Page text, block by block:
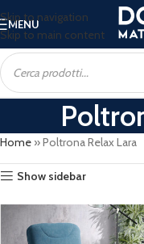
Skip to navigation
Skip to main content
MENU
Home »Poltrona Relax Lara
Show sidebar